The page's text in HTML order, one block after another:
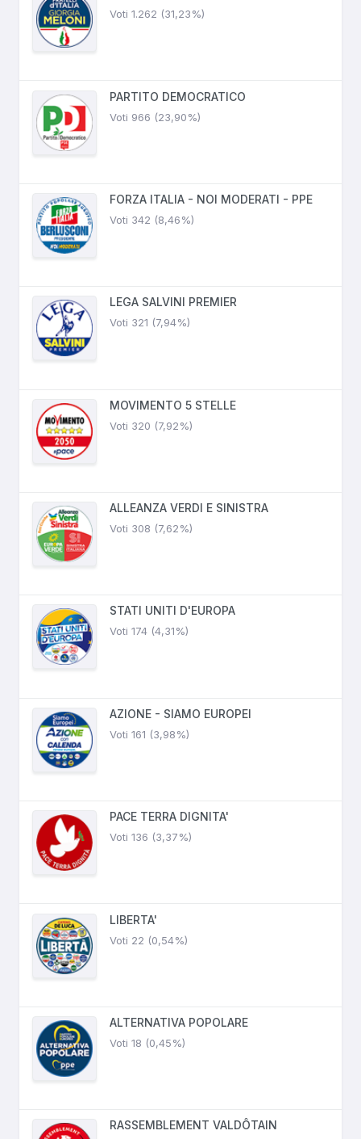
Voti 1.262 (31,23%)
PARTITO DEMOCRATICO
Voti 966 (23,90%)
FORZA ITALIA - NOI MODERATI - PPE
Voti 342 (8,46%)
LEGA SALVINI PREMIER
Voti 321 (7,94%)
MOVIMENTO 5 STELLE
Voti 320 (7,92%)
ALLEANZA VERDI E SINISTRA
Voti 308 (7,62%)
STATI UNITI D'EUROPA
Voti 174 (4,31%)
AZIONE - SIAMO EUROPEI
Voti 161 (3,98%)
PACE TERRA DIGNITA'
Voti 136 (3,37%)
LIBERTA'
Voti 22 (0,54%)
ALTERNATIVA POPOLARE
Voti 18 (0,45%)
RASSEMBLEMENT VALDÔTAIN